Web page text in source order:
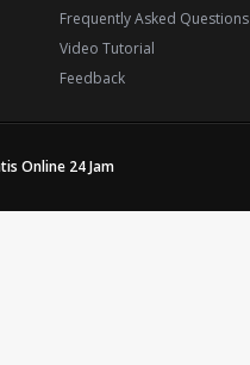
Frequently Asked Questions
Video Tutorial
Feedback
Online 24 Jam